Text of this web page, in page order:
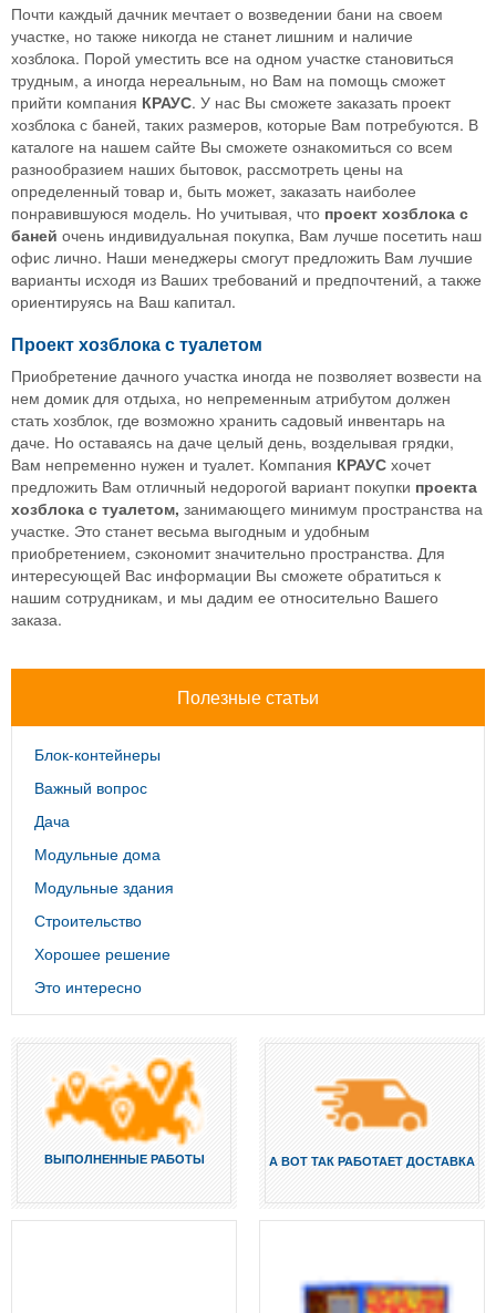
Почти каждый дачник мечтает о возведении бани на своем
участке, но также никогда не станет лишним и наличие
хозблока. Порой уместить все на одном участке становиться
трудным, а иногда нереальным, но Вам на помощь сможет
прийти компания КРАУС. У нас Вы сможете заказать проект
хозблока с баней, таких размеров, которые Вам потребуются. В
каталоге на нашем сайте Вы сможете ознакомиться со всем
разнообразием наших бытовок, рассмотреть цены на
определенный товар и, быть может, заказать наиболее
понравившуюся модель. Но учитывая, что проект хозблока с
баней очень индивидуальная покупка, Вам лучше посетить наш
офис лично. Наши менеджеры смогут предложить Вам лучшие
варианты исходя из Ваших требований и предпочтений, а также
ориентируясь на Ваш капитал.
Проект хозблока с туалетом
Приобретение дачного участка иногда не позволяет возвести на
нем домик для отдыха, но непременным атрибутом должен
стать хозблок, где возможно хранить садовый инвентарь на
даче. Но оставаясь на даче целый день, возделывая грядки,
Вам непременно нужен и туалет. Компания КРАУС хочет
предложить Вам отличный недорогой вариант покупки проекта
хозблока с туалетом, занимающего минимум пространства на
участке. Это станет весьма выгодным и удобным
приобретением, сэкономит значительно пространства. Для
интересующей Вас информации Вы сможете обратиться к
нашим сотрудникам, и мы дадим ее относительно Вашего
заказа.
Полезные статьи
Блок-контейнеры
Важный вопрос
Дача
Модульные дома
Модульные здания
Строительство
Хорошее решение
Это интересно
ВЫПОЛНЕННЫЕ РАБОТЫ А ВОТ ТАК РАБОТАЕТ ДОСТАВКА